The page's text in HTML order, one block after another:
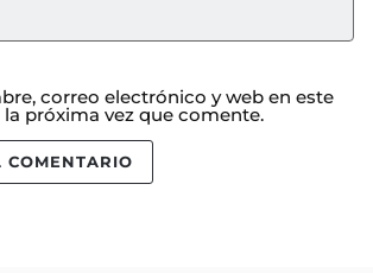
correo electrónico y web en este
la próxima vez que comente.